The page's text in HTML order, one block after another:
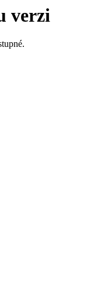
verzi